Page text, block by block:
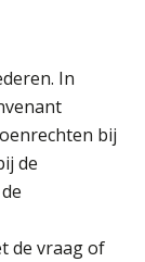
In
bij
de
de vraag of